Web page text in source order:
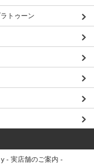
トゥーン
- 実店舗のご案内 -